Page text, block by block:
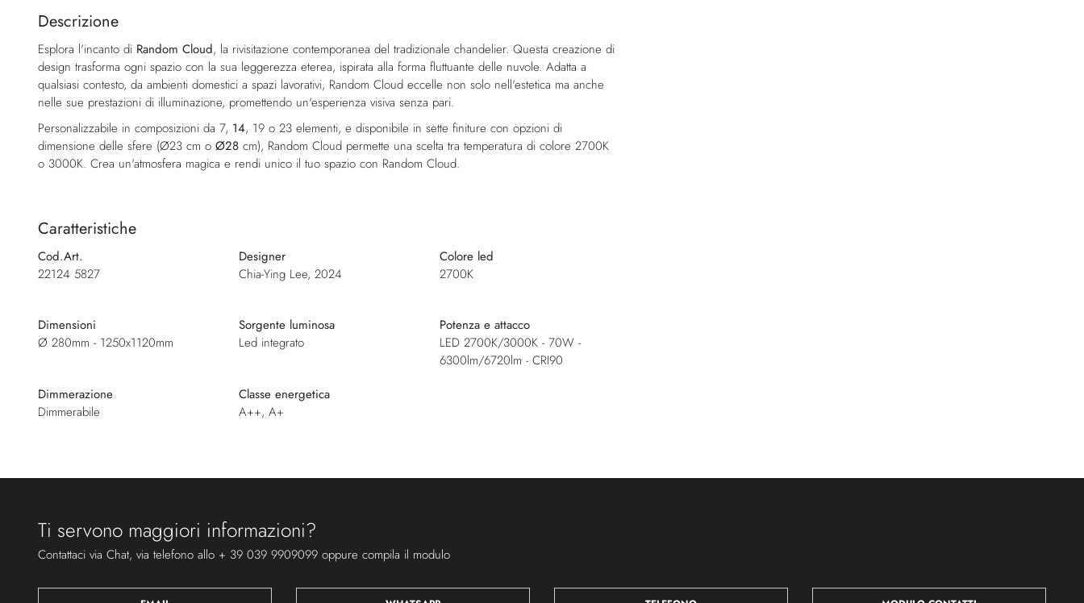
della
di
immagini
Descrizione
Esplora l'incanto di Random Cloud, la rivisitazione contemporanea del tradizionale chandelier. Questa creazione di
design trasforma ogni spazio con la sua leggerezza eterea, ispirata alla forma fluttuante delle nuvole. Adatta a
qualsiasi contesto, da ambienti domestici a spazi lavorativi, Random Cloud eccelle non solo nell'estetica ma anche
nelle sue prestazioni di illuminazione, promettendo un'esperienza visiva senza pari.
Personalizzabile in composizioni da 7, 14, 19 o 23 elementi, e disponibile in sette finiture con opzioni di
dimensione delle sfere (Ø23 cm o Ø28 cm), Random Cloud permette una scelta tra temperatura di colore 2700K
o 3000K. Crea un'atmosfera magica e rendi unico il tuo spazio con Random Cloud.
Caratteristiche
Cod.Art.
22124 5827
Designer
Chia-Ying Lee, 2024
Colore led
2700K
Dimensioni
Ø 280mm - 1250x1120mm
Sorgente luminosa
Led integrato
Potenza e attacco
LED 2700K/3000K - 70W -
6300lm/6720lm - CRI90
Dimmerazione
Dimmerabile
Classe energetica
A++, A+
Ti servono maggiori informazioni?
Contattaci via Chat, via telefono allo + 39 039 9909099 oppure compila il modulo